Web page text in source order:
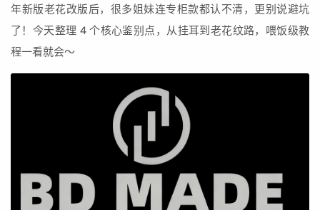
年新版老花改版后，很多姐妹连专柜款都认不清，更别说避坑
了！今天整理 4 个核心鉴别点，从挂耳到老花纹路，喂饭级教
程一看就会～